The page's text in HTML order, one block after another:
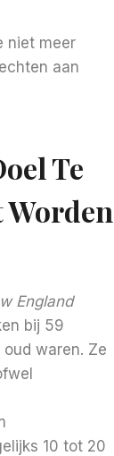
niet meer
aan
Te
Worden
England
bij 59
waren. Ze
10 tot 20